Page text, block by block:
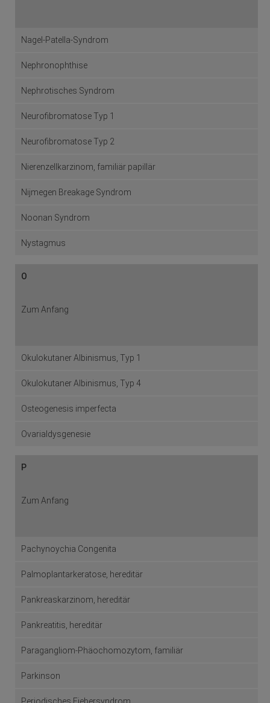
Nagel-Patella-Syndrom
Nephronophthise
Nephrotisches Syndrom
Neurofibromatose Typ 1
Neurofibromatose Typ 2
Nierenzellkarzinom, familiär papillär
Nijmegen Breakage Syndrom
Noonan Syndrom
Nystagmus
O
Zum Anfang
Okulokutaner Albinismus, Typ 1
Okulokutaner Albinismus, Typ 4
Osteogenesis imperfecta
Ovarialdysgenesie
P
Zum Anfang
Pachynoychia Congenita
Palmoplantarkeratose, hereditär
Pankreaskarzinom, hereditär
Pankreatitis, hereditär
Paragangliom-Phäochomozytom, familiär
Parkinson